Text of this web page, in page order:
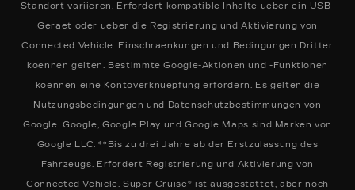
Standort variieren. Erfordert kompatible Inhalte ueber ein USB-
Geraet oder ueber die Registrierung und Aktivierung von
Connected Vehicle. Einschraenkungen und Bedingungen Dritter
koennen gelten. Bestimmte Google-Aktionen und -Funktionen
koennen eine Kontoverknuepfung erfordern. Es gelten die
Nutzungsbedingungen und Datenschutzbestimmungen von
Google. Google, Google Play und Google Maps sind Marken von
Google LLC. **Bis zu drei Jahre ab der Erstzulassung des
Fahrzeugs. Erfordert Registrierung und Aktivierung von
Connected Vehicle. Super Cruise® ist ausgestattet, aber noch